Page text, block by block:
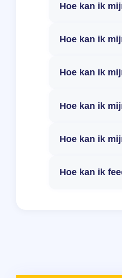
Hoe kan ik
Hoe kan ik
Hoe kan ik
Hoe kan ik
Hoe kan ik
Hoe kan ik